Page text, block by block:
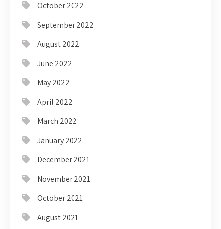
October 2022
September 2022
August 2022
June 2022
May 2022
April 2022
March 2022
January 2022
December 2021
November 2021
October 2021
August 2021